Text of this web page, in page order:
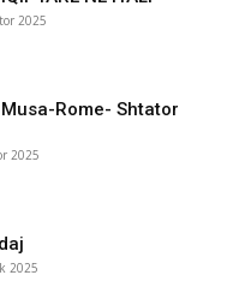
2025
Rome- Shtator
2025
2025